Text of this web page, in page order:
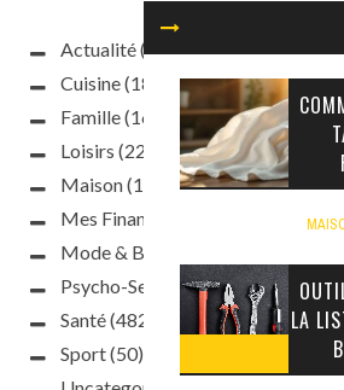
LA
Actualité(93)
Cuisine(187)
Famille(160)
Loisirs (220)
Maison(188)
Mes Finances
Mode & Beauté
Psycho-Sexo
(241)
Santé(482)
Sport(50)